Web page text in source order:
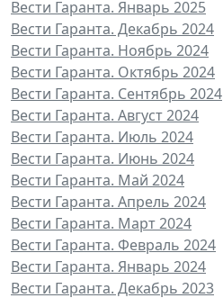
Вести Гаранта. Январь 2025
Вести Гаранта. Декабрь 2024
Вести Гаранта. Ноябрь 2024
Вести Гаранта. Октябрь 2024
Вести Гаранта. Сентябрь 2024
Вести Гаранта. Август 2024
Вести Гаранта. Июль 2024
Вести Гаранта. Июнь 2024
Вести Гаранта. Май 2024
Вести Гаранта. Апрель 2024
Вести Гаранта. Март 2024
Вести Гаранта. Февраль 2024
Вести Гаранта. Январь 2024
Вести Гаранта. Декабрь 2023